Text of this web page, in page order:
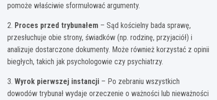
pomoże właściwie sformułować argumenty.
2. Proces przed trybunałem – Sąd kościelny bada sprawę,
przesłuchuje obie strony, świadków (np. rodzinę, przyjaciół) i
analizuje dostarczone dokumenty. Może również korzystać z opinii
biegłych, takich jak psychologowie czy psychiatrzy.
3. Wyrok pierwszej instancji – Po zebraniu wszystkich
dowodów trybunał wydaje orzeczenie o ważności lub nieważności